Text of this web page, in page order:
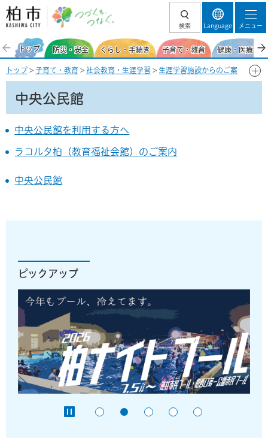
柏市 つづくを、
検索 Language メニュー
トップ 防災・安全 くらし・手続き 子育て・教育 健康・医療・
トップ > 子育て・教育 > 社会教育・生涯学習 > 生涯学習施設からのご案
内（図書館・公民館・少年補導センター）> 中央公民館
中央公民館
中央公民館を利用する方へ
ラコルタ柏（教育福祉会館）のご案内
中央公民館
ピックアップ